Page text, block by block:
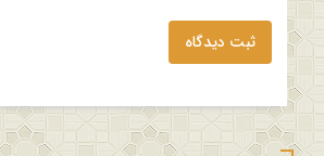
ثبت دیدگاه